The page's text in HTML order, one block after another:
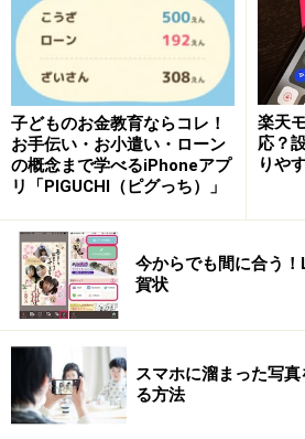
ロック解除とは、他社のSIMカー
に端末のロックを解除することで
・SIMフリーのiPhone XR以降（以
Apple Storeなどで購入したSIMフ
そのまま利用できます。
・各キャリア（docomo、au、ソ
たiPhone
SIMロック解除を行ってください
して条件さえクリアしていればオ
続き可能です。
docomoでSIMロック解除
子どものお金教育ならコレ！
お手伝い・お小遣い・ローン
の概念まで学べるiPhoneアプ
リ「PIGUCHI（ピグっち）」
楽天
応？
りや
今からでも間に合う
賀状
スマホに溜まった写
る方法